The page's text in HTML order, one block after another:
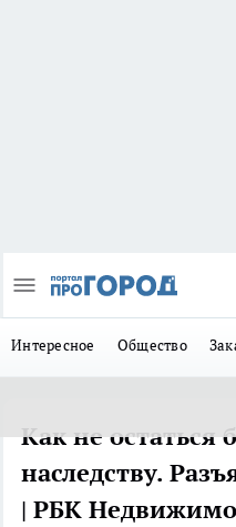
Интересное Общество
Как не остаться
наследству.
| РБК